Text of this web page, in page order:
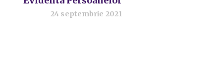
24 septembrie 2021